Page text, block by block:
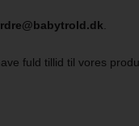
fuld tillid til vores